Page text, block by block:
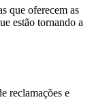
que oferecem as
estão tornando a
reclamações e